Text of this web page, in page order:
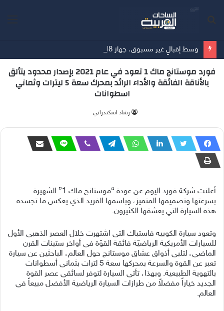
فورد موستانج ماك 1 تعود في عام 2021 بإصدار محدود يتألق
بالأناقة الفائقة والأداء الرائد بمحرك سعة 5 ليترات وثماني
اسطوانات
‫رشاد اسكندراني
أعلنت شركة فورد اليوم عن عودة “موستانج ماك 1” الشهيرة
بسرعتها وتصميمها المتميز، وباسمها الفريد الذي يعكس ما تجسده
هذه السيارة التي يعشقها الكثيرون.
وتعود سيارة الكوبيه فاستباك التي اشتهرت خلال العصر الذهبي الأول
للسيارات الأمريكية الرياضيّة فائقة القوّة في أواخر ستينات القرن
الماضي، لتلبي أذواق عشاق موستانج حول العالم، الباحثين عن سيارة
تعبر عن القوة والسرعة بمحركها سعة 5 لترات بثماني أسطوانات
بالتهوية الطبيعية. وبهذا، تأتي السيارة لتوفر لسائقي عصر القوة
الجديد خياراً مفضلاً من طرازات السيارة الرياضية الأفضل مبيعاً في
العالم.